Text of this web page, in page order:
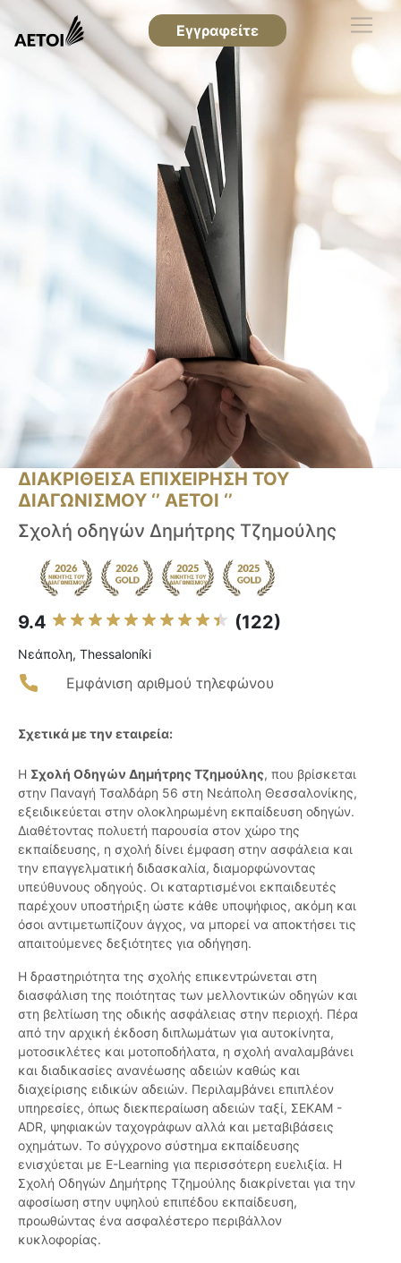
Εγγραφείτε
ΔΙΑΚΡΙΘΕΙΣΑ ΕΠΙΧΕΙΡΗΣΗ ΤΟΥ
ΔΙΑΓΩΝΙΣΜΟΥ ‘’ ΑΕΤΟΙ ‘’
Σχολή οδηγών Δημήτρης Τζημούλης
9.4 (122)
Νεάπολη, Thessaloníki
Εμφάνιση αριθμού τηλεφώνου
Σχετικά με την εταιρεία:
Η Σχολή Οδηγών Δημήτρης Τζημούλης, που βρίσκεται
στην Παναγή Τσαλδάρη 56 στη Νεάπολη Θεσσαλονίκης,
εξειδικεύεται στην ολοκληρωμένη εκπαίδευση οδηγών.
Διαθέτοντας πολυετή παρουσία στον χώρο της
εκπαίδευσης, η σχολή δίνει έμφαση στην ασφάλεια και
την επαγγελματική διδασκαλία, διαμορφώνοντας
υπεύθυνους οδηγούς. Οι καταρτισμένοι εκπαιδευτές
παρέχουν υποστήριξη ώστε κάθε υποψήφιος, ακόμη και
όσοι αντιμετωπίζουν άγχος, να μπορεί να αποκτήσει τις
απαιτούμενες δεξιότητες για οδήγηση.
Η δραστηριότητα της σχολής επικεντρώνεται στη
διασφάλιση της ποιότητας των μελλοντικών οδηγών και
στη βελτίωση της οδικής ασφάλειας στην περιοχή. Πέρα
από την αρχική έκδοση διπλωμάτων για αυτοκίνητα,
μοτοσικλέτες και μοτοποδήλατα, η σχολή αναλαμβάνει
και διαδικασίες ανανέωσης αδειών καθώς και
διαχείρισης ειδικών αδειών. Περιλαμβάνει επιπλέον
υπηρεσίες, όπως διεκπεραίωση αδειών ταξί, ΣΕΚΑΜ -
ADR, ψηφιακών ταχογράφων αλλά και μεταβιβάσεις
οχημάτων. Το σύγχρονο σύστημα εκπαίδευσης
ενισχύεται με E-Learning για περισσότερη ευελιξία. Η
Σχολή Οδηγών Δημήτρης Τζημούλης διακρίνεται για την
αφοσίωση στην υψηλού επιπέδου εκπαίδευση,
προωθώντας ένα ασφαλέστερο περιβάλλον
κυκλοφορίας.